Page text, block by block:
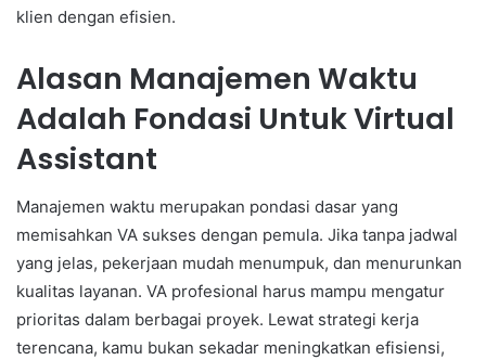
klien dengan efisien.
Alasan Manajemen Waktu
Adalah Fondasi Untuk Virtual
Assistant
Manajemen waktu merupakan pondasi dasar yang
memisahkan VA sukses dengan pemula. Jika tanpa jadwal
yang jelas, pekerjaan mudah menumpuk, dan menurunkan
kualitas layanan. VA profesional harus mampu mengatur
prioritas dalam berbagai proyek. Lewat strategi kerja
terencana, kamu bukan sekadar meningkatkan efisiensi,